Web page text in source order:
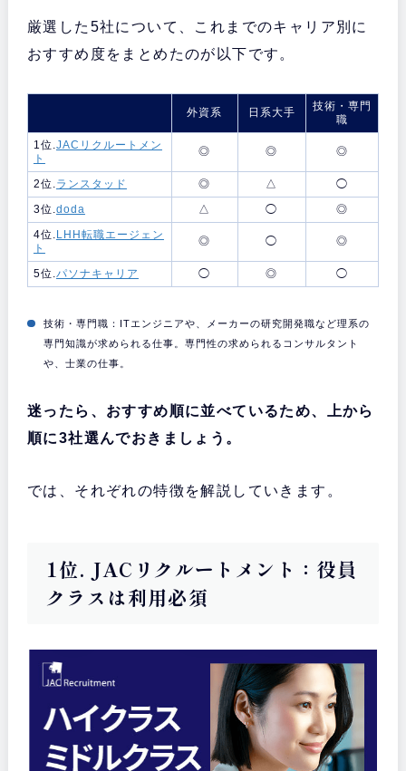
厳選した5社について、これまでのキャリア別に
おすすめ度をまとめたのが以下です。
外資系 日系大手
技術・専門
職
1位.JACリクルートメン
ト
◎ ◎ ◎
2位.ランスタッド ◎ △
◯
3位.doda △ ◯
◎
4位. LHH転職エージェン
ト
◎ ◯ ◎
5位.パソナキャリア ◯ ◎ ◯
技術・専門職：ITエンジニアや、メーカーの研究開発職など理系の
専門知識が求められる仕事。専門性の求められるコンサルタント
や、士業の仕事。
迷ったら、おすすめ順に並べているため、上から
順に3社選んでおきましょう。
では、それぞれの特徴を解説していきます。
1位. JACリクルートメント：役員
クラスは利用必須